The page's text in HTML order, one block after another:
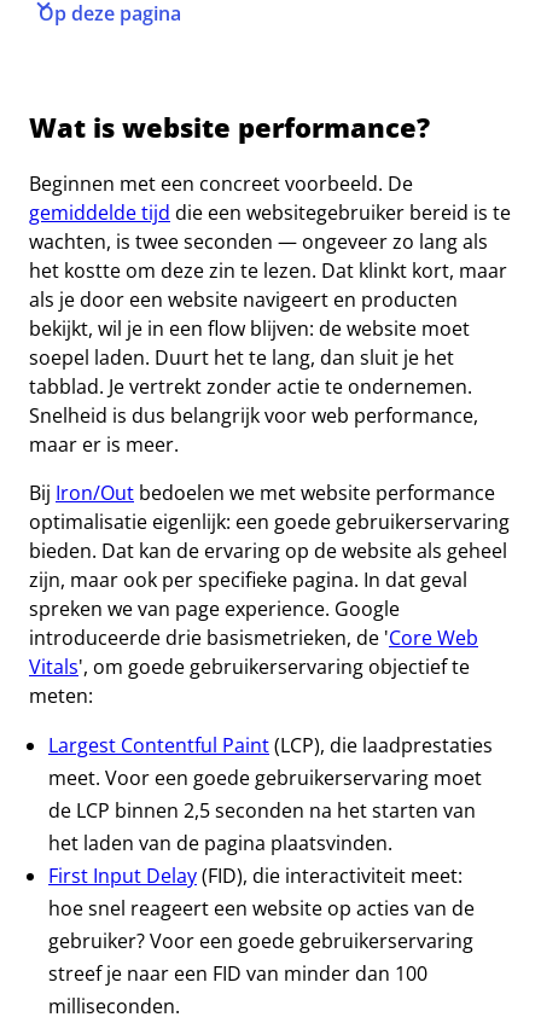
Op deze pagina
Wat is website performance?
Beginnen met een concreet voorbeeld. De
gemiddelde tijd die een websitegebruiker bereid is te
wachten, is twee seconden — ongeveer zo lang als
het kostte om deze zin te lezen. Dat klinkt kort, maar
als je door een website navigeert en producten
bekijkt, wil je in een flow blijven: de website moet
soepel laden. Duurt het te lang, dan sluit je het
tabblad. Je vertrekt zonder actie te ondernemen.
Snelheid is dus belangrijk voor web performance,
maar er is meer.
Bij Iron/Out bedoelen we met website performance
optimalisatie eigenlijk: een goede gebruikerservaring
bieden. Dat kan de ervaring op de website als geheel
zijn, maar ook per specifieke pagina. In dat geval
spreken we van page experience. Google
introduceerde drie basismetrieken, de 'Core Web
Vitals', om goede gebruikerservaring objectief te
meten:
Largest Contentful Paint(LCP), die laadprestaties
meet. Voor een goede gebruikerservaring moet
de LCP binnen 2,5 seconden na het starten van
het laden van de pagina plaatsvinden.
First Input Delay(FID), die interactiviteit meet:
hoe snel reageert een website op acties van de
gebruiker? Voor een goede gebruikerservaring
streef je naar een FID van minder dan 100
milliseconden.